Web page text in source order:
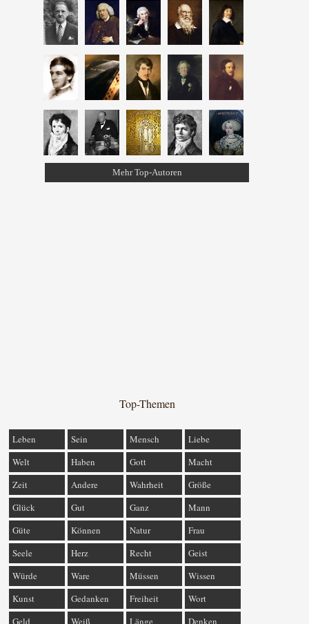
Mehr Top-Autoren
Top-Themen
Leben Sein Mensch
Liebe
Welt
Haben Gott
Macht
Zeit
Andere Wahrheit
Größe
Glück
Gut Ganz
Mann
Güte
Können Natur
Frau
Seele
Herz Recht
Geist
Würde
Ware Müssen
Wissen
Kunst
Gedanken Freiheit
Wort
Geld
Weiß Länge Denken